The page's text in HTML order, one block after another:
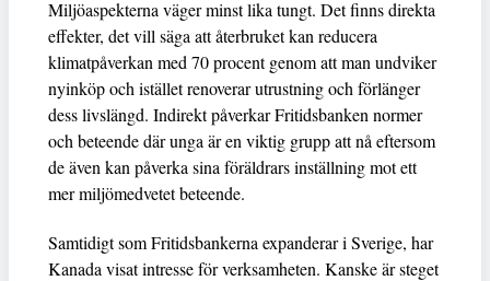
Miljöaspekterna väger minst lika tungt. Det finns direkta
effekter, det vill säga att återbruket kan reducera
klimatpåverkan med 70 procent genom att man undviker
nyinköp och istället renoverar utrustning och förlänger
dess livslängd. Indirekt påverkar Fritidsbanken normer
och beteende där unga är en viktig grupp att nå eftersom
de även kan påverka sina föräldrars inställning mot ett
mer miljömedvetet beteende.
Samtidigt som Fritidsbankerna expanderar i Sverige, har
Kanada visat intresse för verksamheten. Kanske är steget